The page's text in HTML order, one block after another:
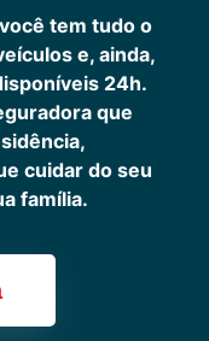
tem tudo o
e, ainda,
24h.
que
cuidar do seu
família.